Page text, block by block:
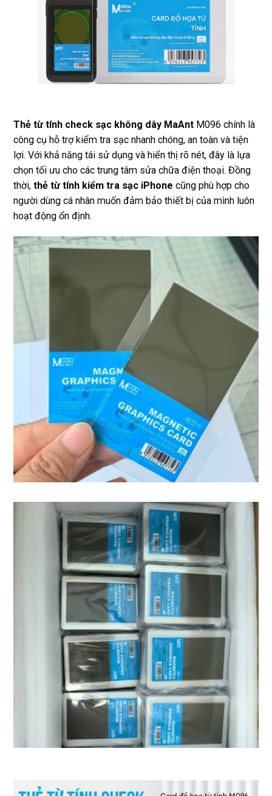
Thẻ từ tính check sạc không dây MaAnt M096 chính là
công cụ hỗ trợ kiểm tra sạc nhanh chóng, an toàn và tiện
lợi. Với khả năng tái sử dụng và hiển thị rõ nét, đây là lựa
chọn tối ưu cho các trung tâm sửa chữa điện thoại. Đồng
thời, thẻ từ tính kiểm tra sạc iPhone cũng phù hợp cho
người dùng cá nhân muốn đảm bảo thiết bị của mình luôn
hoạt động ổn định.